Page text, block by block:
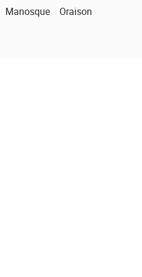
Manosque
Oraison